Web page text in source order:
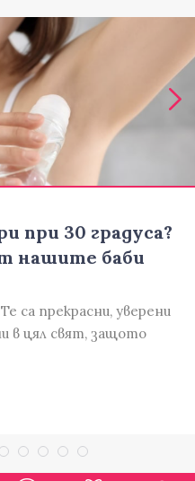
при 30 градуса?
нашите баби
са прекрасни, уверени
в цял свят, защото